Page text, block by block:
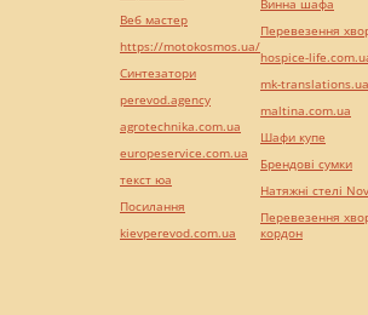
Веб мастер
https://motokosmos.ua/
Синтезатори
perevod.agency
agrotechnika.com.ua
europeservice.com.ua
текст юа
Посилання
kievperevod.com.ua
Винна шафа
Перевезення
hospice-
mk-translations.ua
maltina.com.ua
Шафи купе
Брендові сумки
Натяжні стелі
Перевезення
кордон